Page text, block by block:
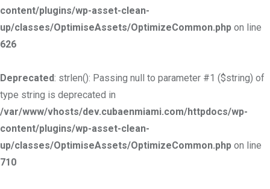
content/plugins/wp-asset-clean-
up/classes/OptimiseAssets/OptimizeCommon.php on line
626
Deprecated: strlen(): Passing null to parameter #1 ($string) of
type string is deprecated in
/var/www/vhosts/dev.cubaenmiami.com/httpdocs/wp-
content/plugins/wp-asset-clean-
up/classes/OptimiseAssets/OptimizeCommon.php on line
710